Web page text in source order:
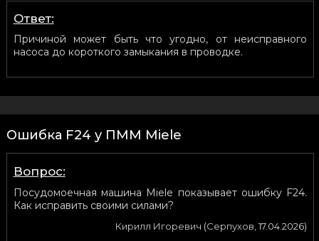
Ответ:
Причиной может быть что угодно, от неисправного
насоса до короткого замыкания в проводке.
Ошибка F24 у ПММ Miele
Вопрос:
Посудомоечная машина Miele показывает ошибку F24.
Как исправить своими силами?
Кирилл Игоревич (Серпухов ,17.04.2026)